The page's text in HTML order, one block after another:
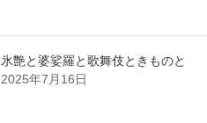
氷艶と婆娑羅と歌舞伎ときものと
2025年7月16日